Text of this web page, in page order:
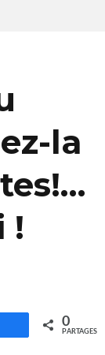
la
!
0
PARTAGES